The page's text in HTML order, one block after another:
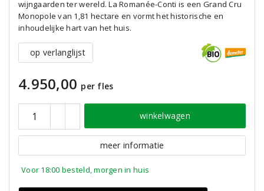
wijngaarden ter wereld. La Romanée-Conti is een Grand Cru
Monopole van 1,81 hectare en vormt het historische en
inhoudelijke hart van het huis.
op verlanglijst
4.950,00 per fles
winkelwagen
meer informatie
Voor 18:00 besteld, morgen in huis